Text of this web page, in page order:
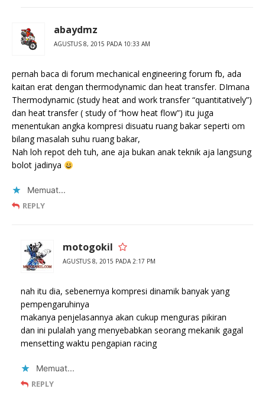
abaydmz
AGUSTUS 8, 2015 PADA 10:33 AM
pernah baca di forum mechanical engineering forum fb, ada
kaitan erat dengan thermodynamic dan heat transfer. DImana
Thermodynamic (study heat and work transfer “quantitatively”)
dan heat transfer ( study of “how heat flow”) itu juga
menentukan angka kompresi disuatu ruang bakar seperti om
bilang masalah suhu ruang bakar,
Nah loh repot deh tuh, ane aja bukan anak teknik aja langsung
bolot jadinya
Memuat...
REPLY
motogokil
AGUSTUS 8, 2015 PADA 2:17 PM
nah itu dia, sebenernya kompresi dinamik banyak yang
pempengaruhinya
makanya penjelasannya akan cukup menguras pikiran
dan ini pulalah yang menyebabkan seorang mekanik gagal
mensetting waktu pengapian racing
Memuat...
REPLY